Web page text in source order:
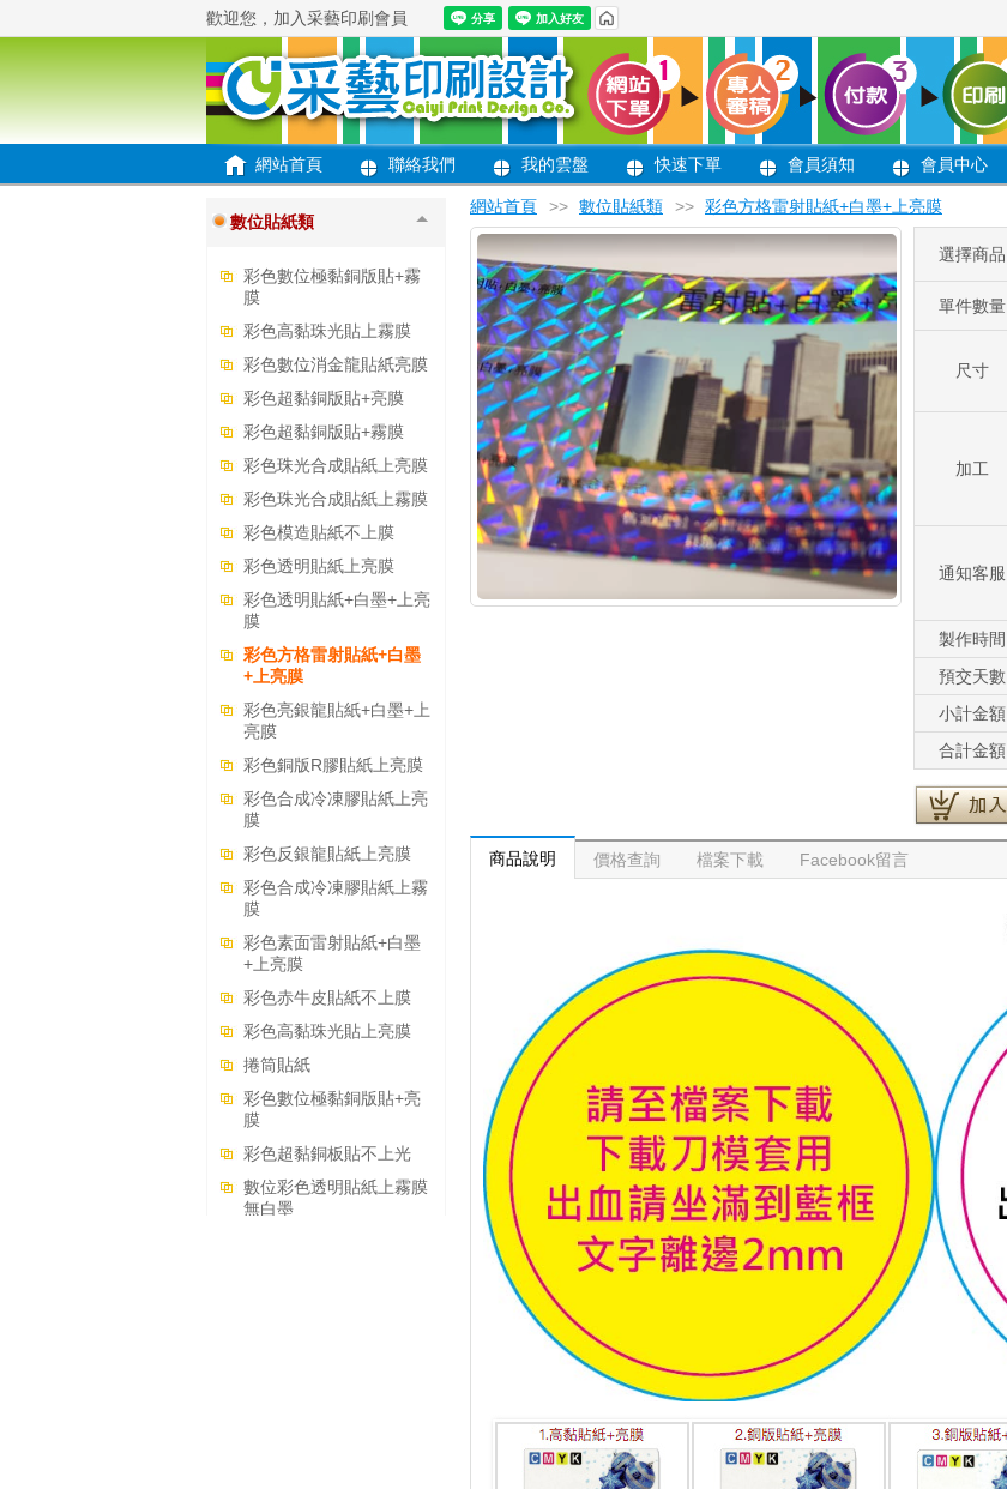
歡迎您，加入采藝印刷會員
網站首頁 聯絡我們 我的雲盤 快速下單 會員須知 會員中心
名片卡片類
貼紙類
數位貼紙類
彩色數位極黏銅版貼+霧
膜
彩色高黏珠光貼上霧膜
彩色數位消金龍貼紙亮膜
彩色超黏銅版貼+亮膜
彩色超黏銅版貼+霧膜
彩色珠光合成貼紙上亮膜
彩色珠光合成貼紙上霧膜
彩色模造貼紙不上膜
彩色透明貼紙上亮膜
彩色透明貼紙+白墨+上亮
膜
彩色方格雷射貼紙+白墨
+上亮膜
彩色亮銀龍貼紙+白墨+上
亮膜
彩色銅版R膠貼紙上亮膜
彩色合成冷凍膠貼紙上亮
膜
彩色反銀龍貼紙上亮膜
彩色合成冷凍膠貼紙上霧
膜
彩色素面雷射貼紙+白墨
+上亮膜
彩色赤牛皮貼紙不上膜
彩色高黏珠光貼上亮膜
捲筒貼紙
彩色數位極黏銅版貼+亮
膜
彩色超黏銅板貼不上光
數位彩色透明貼紙上霧膜
無白墨
網站首頁 >> 數位貼紙類 >> 彩色方格雷射貼紙+白墨+上亮膜
選擇商品
單件數量
尺寸
加工
通知客服
製作時間
預交天數
小計金額
合計金額
商品說明 價格查詢 檔案下載 Facebook留言